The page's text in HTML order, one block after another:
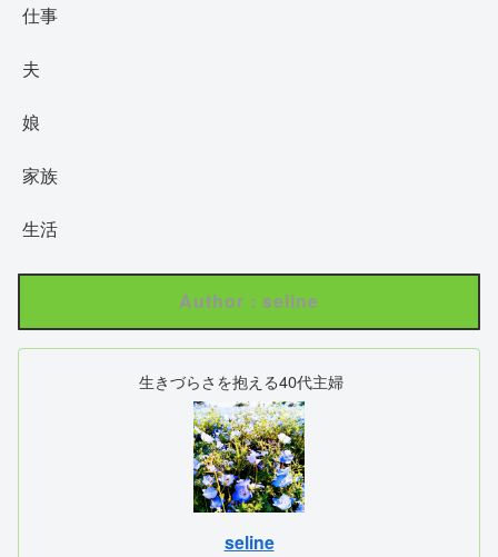
仕事
夫
娘
家族
生活
Author : seline
生きづらさを抱える40代主婦
seline